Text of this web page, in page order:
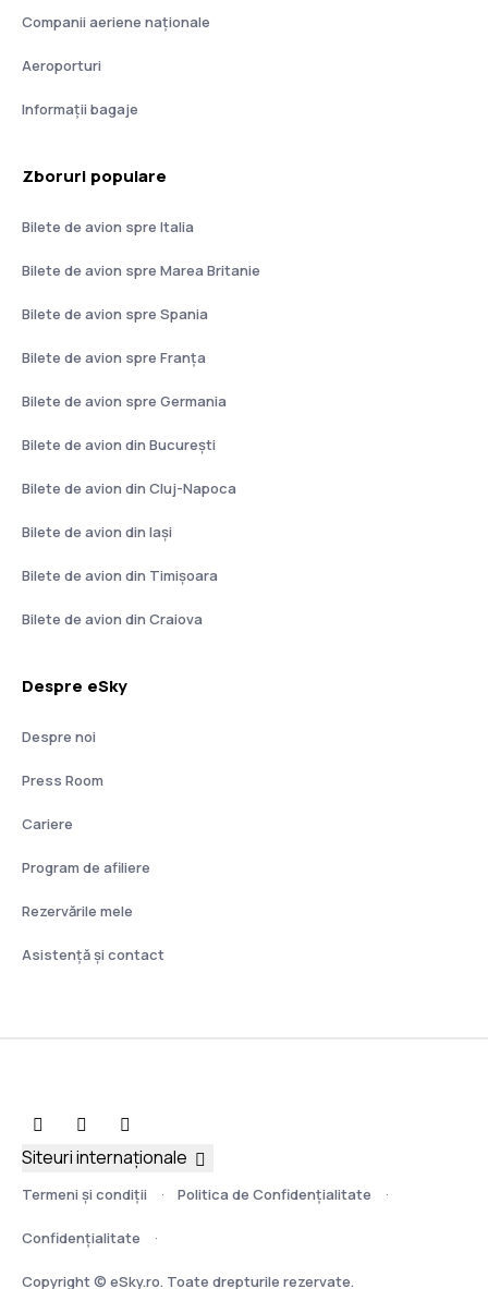
Companii aeriene naţionale
Aeroporturi
Informații bagaje
Zboruri populare
Bilete de avion spre Italia
Bilete de avion spre Marea Britanie
Bilete de avion spre Spania
Bilete de avion spre Franţa
Bilete de avion spre Germania
Bilete de avion din București
Bilete de avion din Cluj-Napoca
Bilete de avion din Iași
Bilete de avion din Timișoara
Bilete de avion din Craiova
Despre eSky
Despre noi
Press Room
Cariere
Program de afiliere
Rezervările mele
Asistenţă şi contact
Termeni şi condiţii Politica de Confidențialitate
Confidențialitate
Copyright © eSky.ro. Toate drepturile rezervate.
Siteuri internaționale